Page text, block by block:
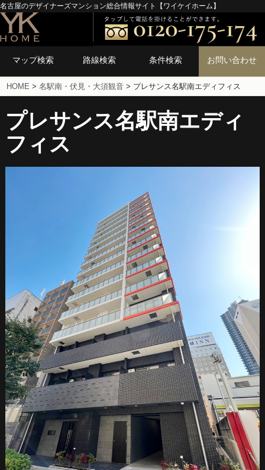
名古屋のデザイナーズマンション総合情報サイト【ワイケイホーム】
マップ検索 路線検索 条件検索 お問い合わせ
HOME >名駅南・伏見・大須観音 > プレサンス名駅南エディフィス
プレサンス名駅南エディ
フィス